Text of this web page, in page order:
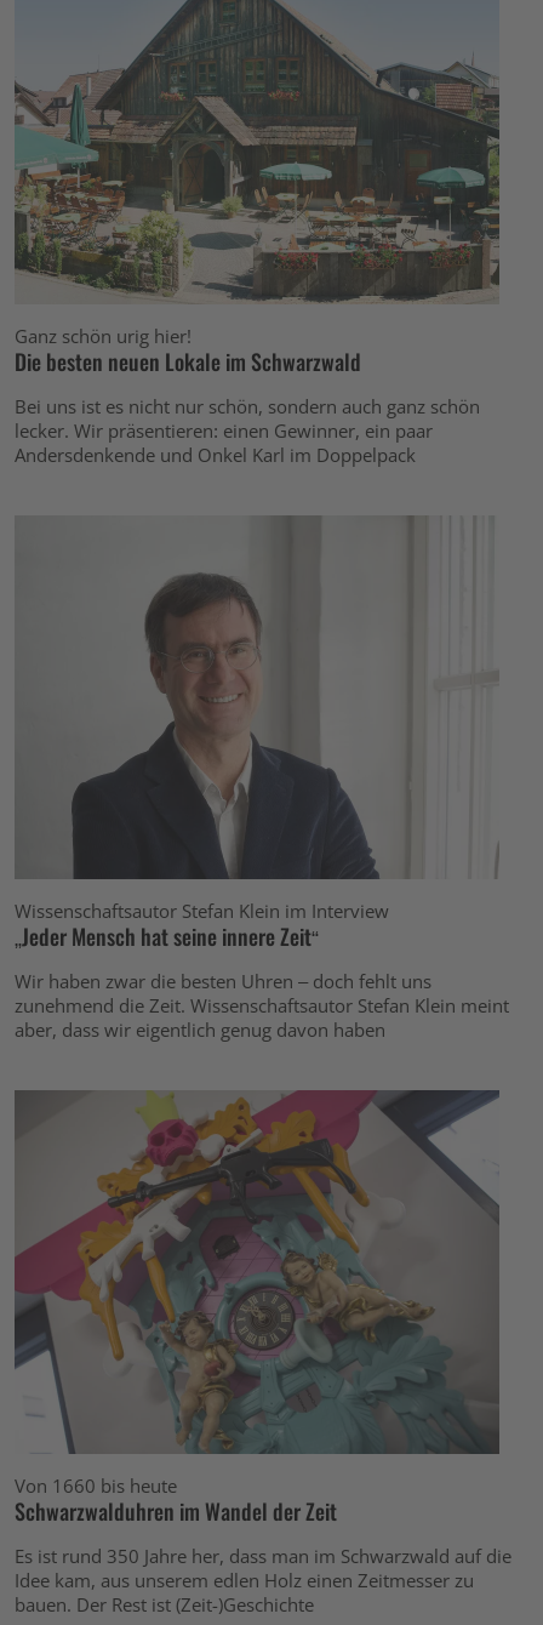
Ganz schön urig hier!
Die besten neuen Lokale im Schwarzwald
Bei uns ist es nicht nur schön, sondern auch ganz schön
lecker. Wir präsentieren: einen Gewinner, ein paar
Andersdenkende und Onkel Karl im Doppelpack
Wissenschaftsautor Stefan Klein im Interview
„Jeder Mensch hat seine innere Zeit“
Wir haben zwar die besten Uhren – doch fehlt uns
zunehmend die Zeit. Wissenschaftsautor Stefan Klein meint
aber, dass wir eigentlich genug davon haben
Von 1660 bis heute
Schwarzwalduhren im Wandel der Zeit
Es ist rund 350 Jahre her, dass man im Schwarzwald auf die
Idee kam, aus unserem edlen Holz einen Zeitmesser zu
bauen. Der Rest ist (Zeit-)Geschichte